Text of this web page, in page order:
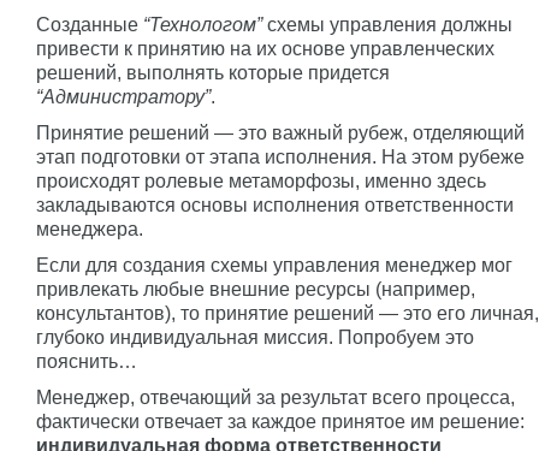
Созданные “Технологом”схемы управления должны
привести к принятию на их основе управленческих
решений, выполнять которые придется
“Администратору”.
Принятие решений — это важный рубеж, отделяющий
этап подготовки от этапа исполнения. На этом рубеже
происходят ролевые метаморфозы, именно здесь
закладываются основы исполнения ответственности
менеджера.
Если для создания схемы управления менеджер мог
привлекать любые внешние ресурсы (например,
консультантов), то принятие решений — это его личная,
глубоко индивидуальная миссия. Попробуем это
пояснить…
Менеджер, отвечающий за результат всего процесса,
фактически отвечает за каждое принятое им решение:
индивидуальная форма ответственности